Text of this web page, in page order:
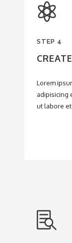
STEP 4
CREATE
Lorem
adipisicing
ut labore